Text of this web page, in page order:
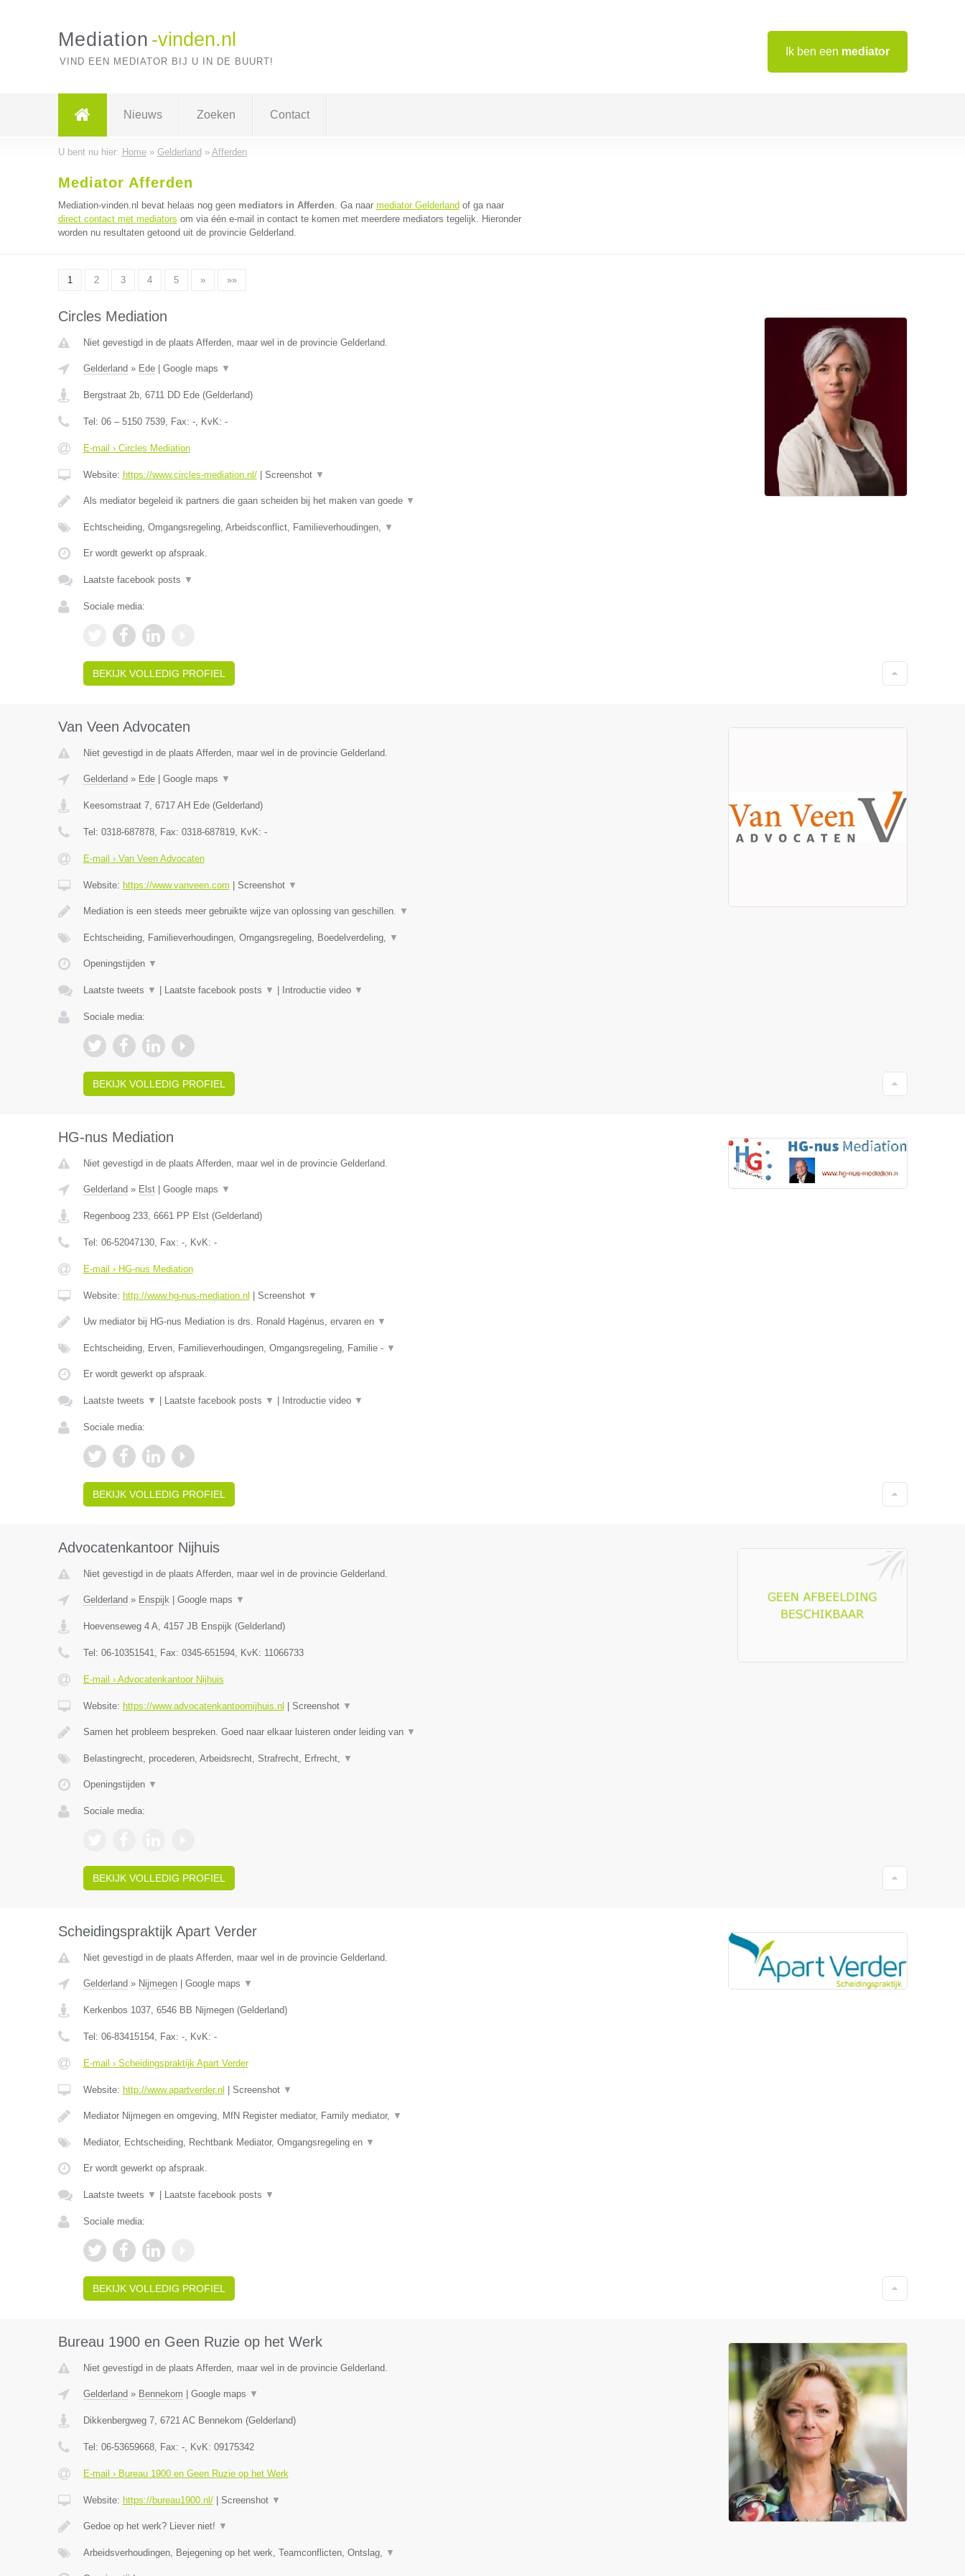
Ik ben een mediator
Mediation -vinden.nl
VIND EEN MEDIATOR BIJ U IN DE BUURT!
Nieuws Zoeken Contact
U bent nu hier: Home» Gelderland » Afferden
Mediator Afferden
Mediation-vinden.nl bevat helaas nog geen mediators in Afferden. Ga naar mediator Gelderland of ga naar
direct contact met mediators om via één e-mail in contact te komen met meerdere mediators tegelijk. Hieronder
worden nu resultaten getoond uit de provincie Gelderland.
1 2 3 4 5 » »»
Circles Mediation
Niet gevestigd in de plaats Afferden, maar wel in de provincie Gelderland.
Gelderland » Ede| Google maps ▼
Bergstraat 2b, 6711 DD Ede(Gelderland)
Tel: 06 – 5150 7539, Fax: -, KvK: -
E-mail › Circles Mediation
Website: https://www.circles-mediation.nl/| Screenshot ▼
Als mediator begeleid ik partners die gaan scheiden bij het maken van goede ▼
Echtscheiding, Omgangsregeling, Arbeidsconflict, Familieverhoudingen, ▼
Er wordt gewerkt op afspraak.
Laatste facebook posts ▼
Sociale media:
BEKIJK VOLLEDIG PROFIEL
Van Veen Advocaten
Niet gevestigd in de plaats Afferden, maar wel in de provincie Gelderland.
Gelderland » Ede| Google maps ▼
Keesomstraat 7, 6717 AH Ede(Gelderland)
Tel: 0318-687878, Fax: 0318-687819, KvK: -
E-mail › Van Veen Advocaten
Website: https://www.vanveen.com Screenshot ▼
Mediation is een steeds meer gebruikte wijze van oplossing van geschillen. ▼
Echtscheiding, Familieverhoudingen, Omgangsregeling, Boedelverdeling, ▼
Openingstijden ▼
Laatste tweets ▼ Laatste facebook posts ▼ Introductie video ▼
Sociale media:
BEKIJK VOLLEDIG PROFIEL
HG-nus Mediation
Niet gevestigd in de plaats Afferden, maar wel in de provincie Gelderland.
Gelderland » Elst| Google maps ▼
Regenboog 233, 6661 PP Elst(Gelderland)
Tel: 06-52047130, Fax: -, KvK: -
E-mail › HG-nus Mediation
Website: http://www.hg-nus-mediation.nl Screenshot ▼
Uw mediator bij HG-nus Mediation is drs. Ronald Hagénus, ervaren en ▼
Echtscheiding, Erven, Familieverhoudingen, Omgangsregeling, Familie - ▼
Er wordt gewerkt op afspraak.
Laatste tweets ▼ Laatste facebook posts ▼ Introductie video ▼
Sociale media:
BEKIJK VOLLEDIG PROFIEL
Advocatenkantoor Nijhuis
Niet gevestigd in de plaats Afferden, maar wel in de provincie Gelderland.
Gelderland » Enspijk| Google maps ▼
Hoevenseweg 4 A, 4157 JB Enspijk(Gelderland)
Tel: 06-10351541, Fax: 0345-651594, KvK: 11066733
E-mail › Advocatenkantoor Nijhuis
Website: https://www.advocatenkantoornijhuis.nl Screenshot ▼
Samen het probleem bespreken. Goed naar elkaar luisteren onder leiding van ▼
Belastingrecht, procederen, Arbeidsrecht, Strafrecht, Erfrecht, ▼
Openingstijden ▼
Sociale media:
BEKIJK VOLLEDIG PROFIEL
Scheidingspraktijk Apart Verder
Niet gevestigd in de plaats Afferden, maar wel in de provincie Gelderland.
Gelderland » Nijmegen| Google maps ▼
Kerkenbos 1037, 6546 BB Nijmegen(Gelderland)
Tel: 06-83415154, Fax: -, KvK: -
E-mail › Scheidingspraktijk Apart Verder
Website: http://www.apartverder.nl Screenshot ▼
Mediator Nijmegen en omgeving, MfN Register mediator, Family mediator, ▼
Mediator, Echtscheiding, Rechtbank Mediator, Omgangsregeling en ▼
Er wordt gewerkt op afspraak.
Laatste tweets ▼ Laatste facebook posts ▼
Sociale media:
BEKIJK VOLLEDIG PROFIEL
Bureau 1900 en Geen Ruzie op het Werk
Niet gevestigd in de plaats Afferden, maar wel in de provincie Gelderland.
Gelderland » Bennekom Google maps ▼
Dikkenbergweg 7, 6721 AC Bennekom (Gelderland)
Tel: 06-53659668, Fax: -, KvK: 09175342
E-mail › Bureau 1900 en Geen Ruzie op het Werk
Website: https://bureau1900.nl/| Screenshot ▼
Gedoe op het werk? Liever niet! ▼
Arbeidsverhoudingen, Bejegening op het werk, Teamconflicten, Ontslag, ▼